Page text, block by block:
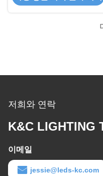
저희와 연락
K&C LIGHTING
이메일
jessie@leds-kc.com